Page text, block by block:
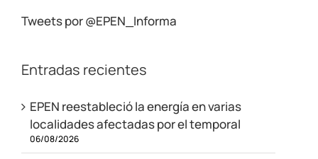
Tweets por @EPEN_Informa
Entradas recientes
EPEN reestableció la energía en varias
localidades afectadas por el temporal
06/08/2026